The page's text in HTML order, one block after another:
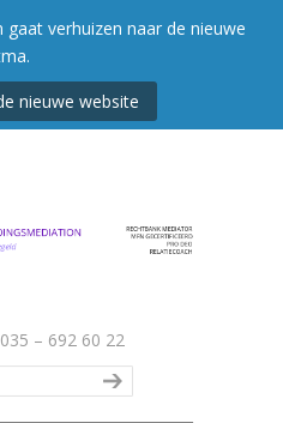
verhuizen naar de nieuwe
nieuwe website
– 692 60 22